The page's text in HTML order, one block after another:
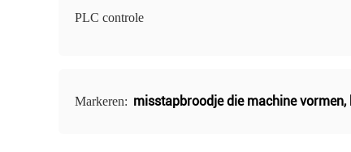
PLC controle
Markeren: misstapbroodje die machine vormen,